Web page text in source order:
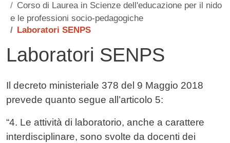
Corso di Laurea in Scienze dell'educazione per il nido
e le professioni socio-pedagogiche
Laboratori SENPS
Laboratori SENPS
Contenuto
Il decreto ministeriale 378 del 9 Maggio 2018
prevede quanto segue all’articolo 5:
“4. Le attività di laboratorio, anche a carattere
interdisciplinare, sono svolte da docenti dei